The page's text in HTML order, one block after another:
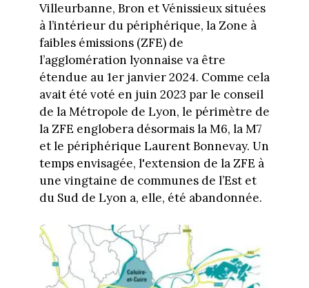
Villeurbanne, Bron et Vénissieux situées
à l’intérieur du périphérique, la Zone à
faibles émissions (ZFE) de
l’agglomération lyonnaise va être
étendue au 1er janvier 2024. Comme cela
avait été voté en juin 2023 par le conseil
de la Métropole de Lyon, le périmètre de
la ZFE englobera désormais la M6, la M7
et le périphérique Laurent Bonnevay. Un
temps envisagée, l'extension de la ZFE à
une vingtaine de communes de l’Est et
du Sud de Lyon a, elle, été abandonnée.